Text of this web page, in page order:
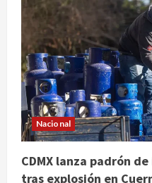
Nacional
CDMX lanza padrón
tras explosión en